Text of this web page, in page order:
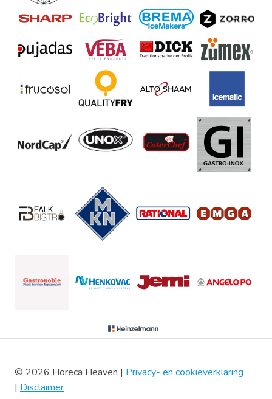
© 2026 Horeca Heaven | Privacy- en cookieverklaring
| Disclaimer